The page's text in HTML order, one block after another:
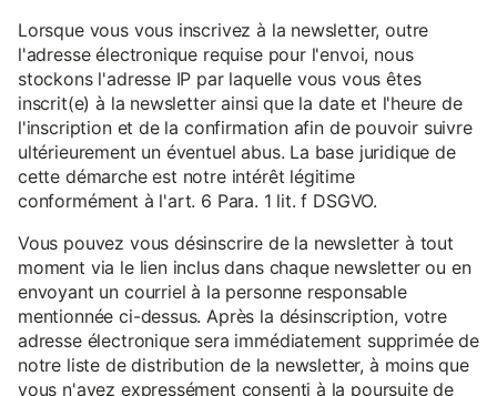
Lorsque vous vous inscrivez à la newsletter, outre
l'adresse électronique requise pour l'envoi, nous
stockons l'adresse IP par laquelle vous vous êtes
inscrit(e) à la newsletter ainsi que la date et l'heure de
l'inscription et de la confirmation afin de pouvoir suivre
ultérieurement un éventuel abus. La base juridique de
cette démarche est notre intérêt légitime
conformément à l'art. 6 Para. 1 lit. f DSGVO.
Vous pouvez vous désinscrire de la newsletter à tout
moment via le lien inclus dans chaque newsletter ou en
envoyant un courriel à la personne responsable
mentionnée ci-dessus. Après la désinscription, votre
adresse électronique sera immédiatement supprimée de
notre liste de distribution de la newsletter, à moins que
vous n'ayez expressément consenti à la poursuite de